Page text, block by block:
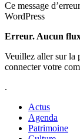
Ce message
WordPress
Erreur. Aucun
Veuillez aller sur la
connecter votre
.
Actus
Agenda
Patrimoine